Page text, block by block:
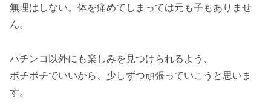
無理はしない。体を痛めてしまっては元も子もありませ
ん。
パチンコ以外にも楽しみを見つけられるよう、
ボチボチでいいから、少しずつ頑張っていこうと思いま
す。